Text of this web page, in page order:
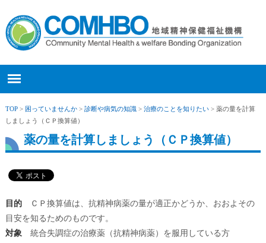
TOP> 困っていませんか> 診断や病気の知識> 治療のことを知りたい> 薬の量を計算
しましょう（ＣＰ換算値）
薬の量を計算しましょう（ＣＰ換算値）
目的ＣＰ換算値は、抗精神病薬の量が適正かどうか、おおよその
目安を知るためのものです。
対象統合失調症の治療薬（抗精神病薬）を服用している方